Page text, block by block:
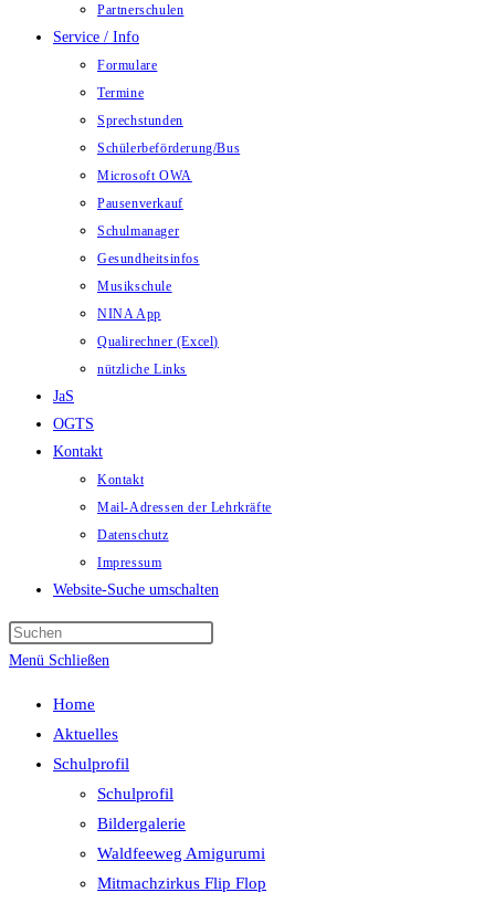
Partnerschulen
Service / Info
Formulare
Termine
Sprechstunden
Schülerbeförderung/Bus
Microsoft OWA
Pausenverkauf
Schulmanager
Gesundheitsinfos
Musikschule
NINA App
Qualirechner (Excel)
nützliche Links
JaS
OGTS
Kontakt
Kontakt
Mail-Adressen der Lehrkräfte
Datenschutz
Impressum
Website-Suche umschalten
Menü Schließen
Home
Aktuelles
Schulprofil
Schulprofil
Bildergalerie
Waldfeeweg Amigurumi
Mitmachzirkus Flip Flop